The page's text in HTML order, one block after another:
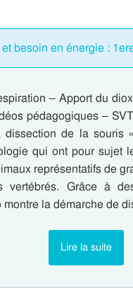
besoin en énergie :
– Apport du
pédagogiques –
dissection de la souris
qui ont pour sujet
représentatifs de
vertébrés. Grâce à
la démarche de
Lire la suite